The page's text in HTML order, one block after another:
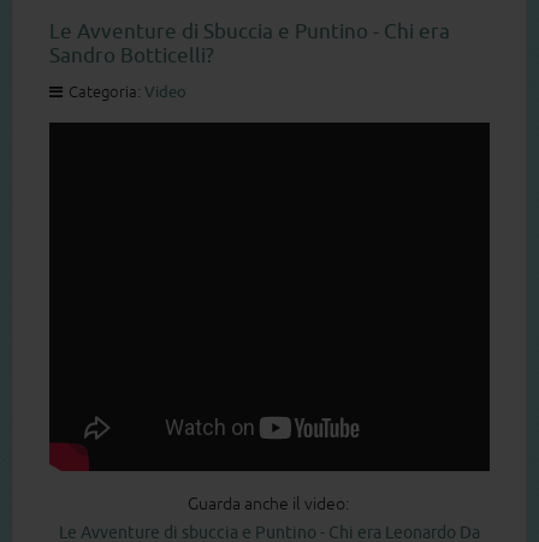
Le Avventure di Sbuccia e Puntino - Chi era
Sandro Botticelli?
Categoria: Video
Guarda anche il video:
Le Avventure di sbuccia e Puntino - Chi era Leonardo Da